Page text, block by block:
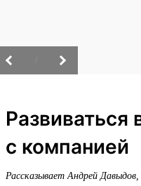
Развиваться
с компанией
Рассказывает Андрей Давыдов,